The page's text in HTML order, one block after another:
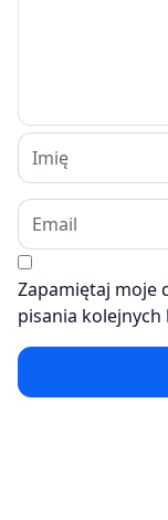
Zapamiętaj moje
pisania kolejnych